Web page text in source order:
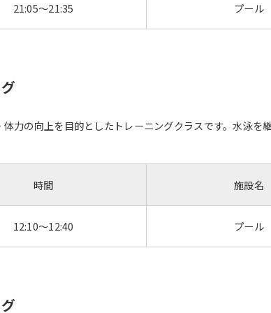
21:05～21:35 プール
力の向上を目的としたトレーニングクラスです。水泳
時間
12:10～12:40
施設名
プール
For
Central Sports official website is
English. Click the link below
automatic translation) to
However, if you use an automatic
translation service, the